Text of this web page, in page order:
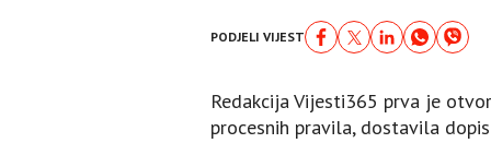
PODJELI VIJEST
Redakcija Vijesti365 prva je
procesnih pravila, dostavila